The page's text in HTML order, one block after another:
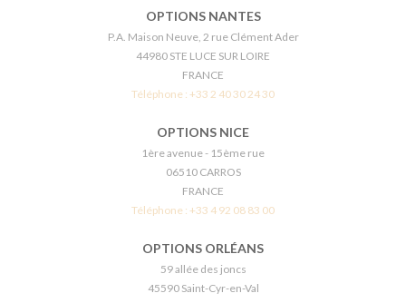
OPTIONS NANTES
P.A. Maison Neuve, 2 rue Clément Ader
44980 STE LUCE SUR LOIRE
FRANCE
Téléphone : +33 2 40 30 24 30
OPTIONS NICE
1ère avenue - 15ème rue
06510 CARROS
FRANCE
Téléphone : +33 4 92 08 83 00
OPTIONS ORLÉANS
59 allée des joncs
45590 Saint-Cyr-en-Val